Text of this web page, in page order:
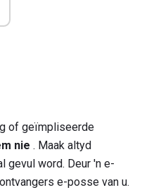
of geïmpliseerde
nie . Maak altyd
gevul word. Deur 'n e-
e-posse van u.